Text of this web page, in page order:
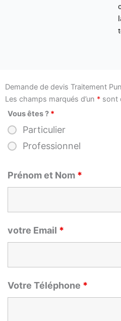
Demande de devis Traitement
Les champs marqués d’un * sont
Vous êtes ? *
Particulier
Professionnel
Prénom et Nom *
votre Email *
Votre Téléphone *